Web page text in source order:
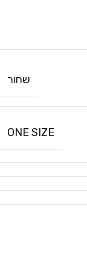
שחור
ONE SIZE